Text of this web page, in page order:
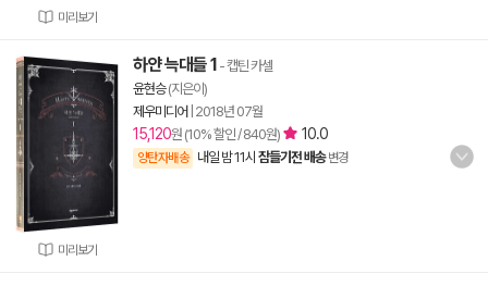
미리보기
미리보기
하얀 늑대들 1 - 캡틴 카셀
윤현승(지은이)
제우미디어 2018년 07월
15,120원 (10% 할인 / 840원) 10.0
양탄자배송 내일 밤 11시 잠들기전 배송 변경